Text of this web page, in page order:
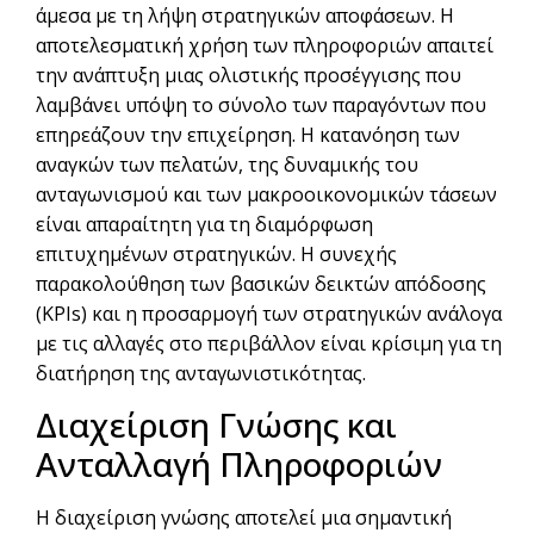
άμεσα με τη λήψη στρατηγικών αποφάσεων. Η
αποτελεσματική χρήση των πληροφοριών απαιτεί
την ανάπτυξη μιας ολιστικής προσέγγισης που
λαμβάνει υπόψη το σύνολο των παραγόντων που
επηρεάζουν την επιχείρηση. Η κατανόηση των
αναγκών των πελατών, της δυναμικής του
ανταγωνισμού και των μακροοικονομικών τάσεων
είναι απαραίτητη για τη διαμόρφωση
επιτυχημένων στρατηγικών. Η συνεχής
παρακολούθηση των βασικών δεικτών απόδοσης
(KPIs) και η προσαρμογή των στρατηγικών ανάλογα
με τις αλλαγές στο περιβάλλον είναι κρίσιμη για τη
διατήρηση της ανταγωνιστικότητας.
Διαχείριση Γνώσης και
Ανταλλαγή Πληροφοριών
Η διαχείριση γνώσης αποτελεί μια σημαντική